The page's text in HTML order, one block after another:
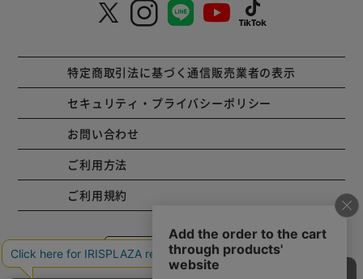
特定商取引法に基づく通信販売業者の表示
セキュリティ・プライバシーポリシー
お問い合わせ
ご利用方法
ご利用規約
コーポレートサイト